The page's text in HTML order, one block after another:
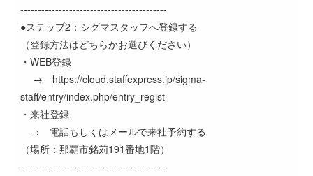
------------------------------------------
●ステップ2：シグマスタッフへ登録する
（登録方法はどちらかお選びください）
・WEB登録
→ https://cloud.staffexpress.jp/sigma-
staff/entry/index.php/entry_regist
・来社登録
→ 電話もしくはメールで来社予約する
（場所：那覇市銘苅191番地1階）
------------------------------------------